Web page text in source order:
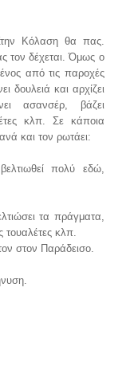
Κόλαση θα πας.
τον δέχεται. Όμως ο
από τις παροχές
δουλειά και αρχίζει
ασανσέρ, βάζει
κλπ. Σε κάποια
και τον ρωτάει:
πολύ εδώ,
τα πράγματα,
τουαλέτες κλπ.
στον Παράδεισο.